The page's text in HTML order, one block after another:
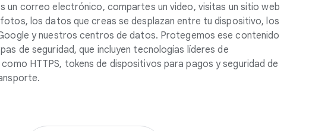
un correo electrónico, compartes un video, visitas un sitio web
los datos que creas se desplazan entre tu dispositivo, los
y nuestros centros de datos. Protegemos ese contenido
de seguridad, que incluyen tecnologías líderes de
HTTPS, tokens de dispositivos para pagos y seguridad de